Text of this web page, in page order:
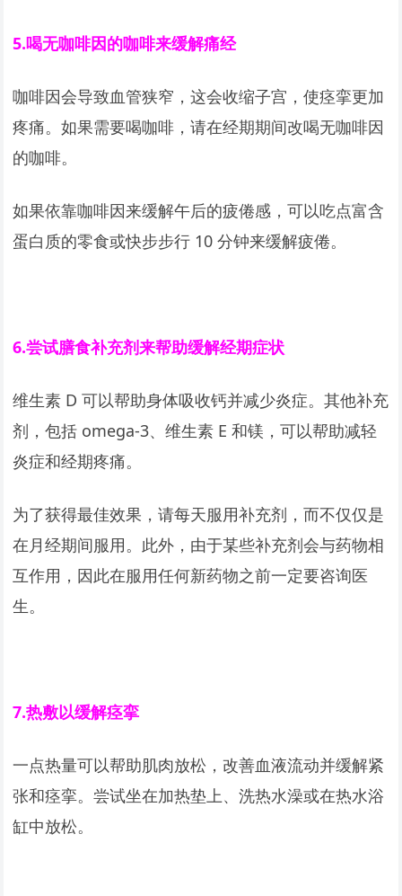
5.喝无咖啡因的咖啡来缓解痛经
咖啡因会导致血管狭窄，这会收缩子宫，使痉挛更加
疼痛。如果需要喝咖啡，请在经期期间改喝无咖啡因
的咖啡。
如果依靠咖啡因来缓解午后的疲倦感，可以吃点富含
蛋白质的零食或快步步行 10 分钟来缓解疲倦。
6.尝试膳食补充剂来帮助缓解经期症状
维生素 D 可以帮助身体吸收钙并减少炎症。其他补充
剂，包括 omega-3、维生素 E 和镁，可以帮助减轻
炎症和经期疼痛。
为了获得最佳效果，请每天服用补充剂，而不仅仅是
在月经期间服用。此外，由于某些补充剂会与药物相
互作用，因此在服用任何新药物之前一定要咨询医
生。
7.热敷以缓解痉挛
一点热量可以帮助肌肉放松，改善血液流动并缓解紧
张和痉挛。尝试坐在加热垫上、洗热水澡或在热水浴
缸中放松。